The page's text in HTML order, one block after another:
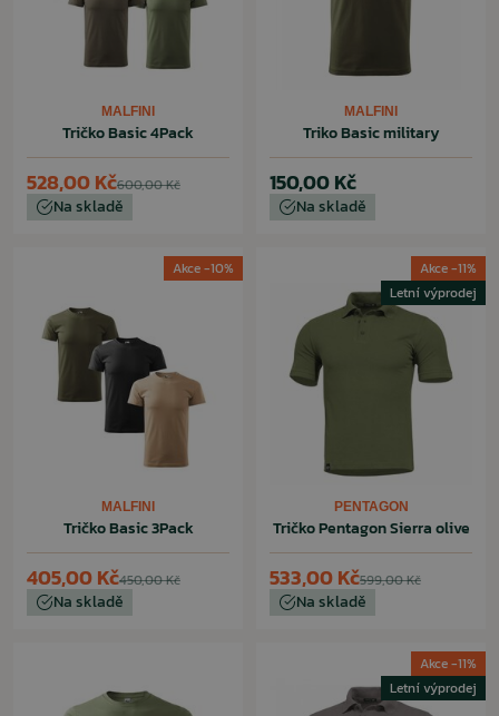
MALFINI
Tričko Basic 4Pack
600,00 Kč
528,00 Kč
Na skladě
MALFINI
Triko Basic military
150,00 Kč
Na skladě
Akce -10%
MALFINI
Tričko Basic 3Pack
450,00 Kč
405,00 Kč
Na skladě
Akce -11%
Letní výprodej
PENTAGON
Tričko Pentagon Sierra olive
599,00 Kč
533,00 Kč
Na skladě
Akce -11%
Letní výprodej